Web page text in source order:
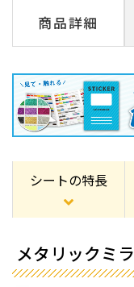
商品詳細
シートの特長
メタリックミ